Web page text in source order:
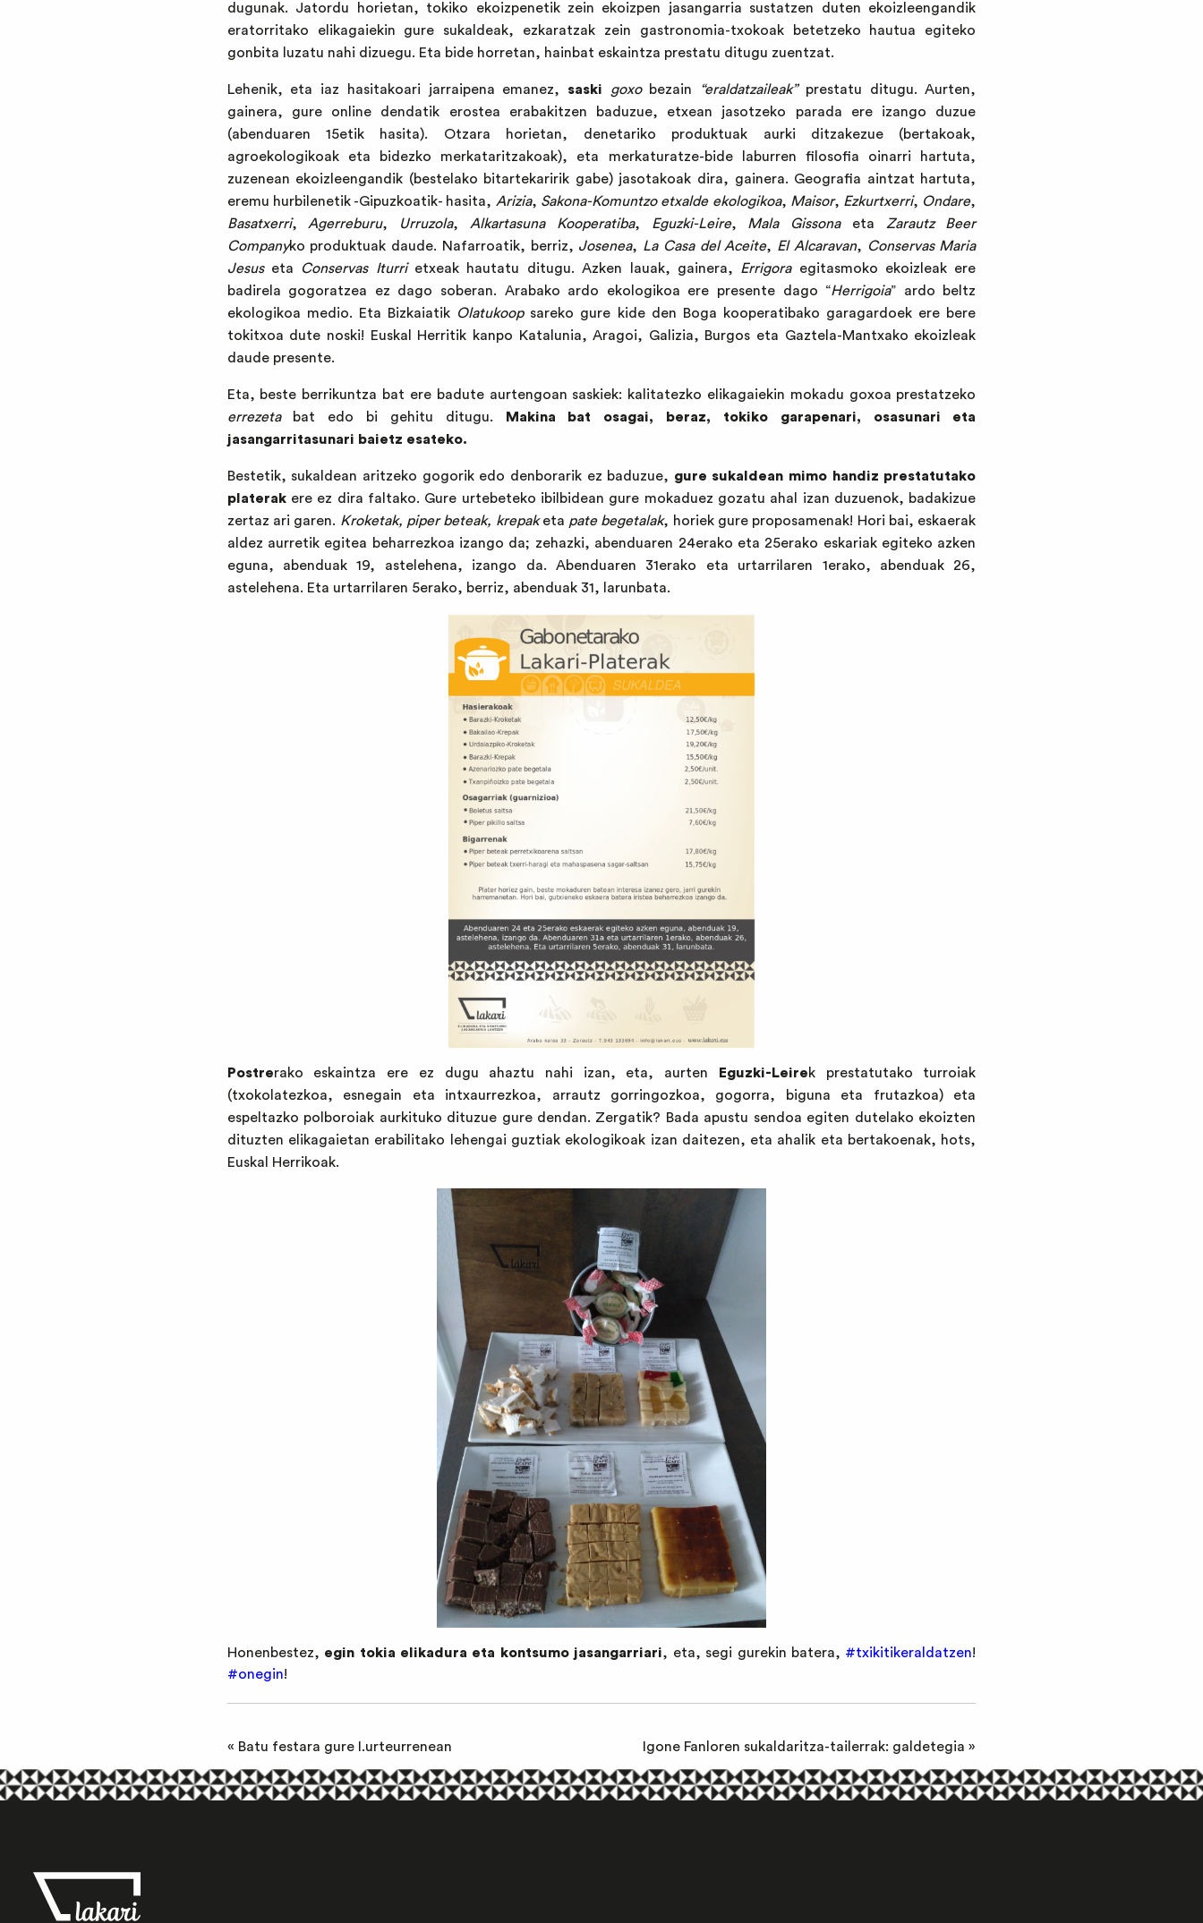
dugunak. Jatordu horietan, tokiko ekoizpenetik zein ekoizpen jasangarria sustatzen duten ekoizleengandik
eratorritako elikagaiekin gure sukaldeak, ezkaratzak zein gastronomia-txokoak betetzeko hautua egiteko
gonbita luzatu nahi dizuegu. Eta bide horretan, hainbat eskaintza prestatu ditugu zuentzat.
Lehenik, eta iaz hasitakoari jarraipena emanez, saski goxobezain “eraldatzaileak”prestatu ditugu. Aurten,
gainera, gure online dendatik erostea erabakitzen baduzue, etxean jasotzeko parada ere izango duzue
(abenduaren 15etik hasita). Otzara horietan, denetariko produktuak aurki ditzakezue (bertakoak,
agroekologikoak eta bidezko merkataritzakoak), eta merkaturatze-bide laburren filosofia oinarri hartuta,
zuzenean ekoizleengandik (bestelako bitartekaririk gabe) jasotakoak dira, gainera. Geografia aintzat hartuta,
eremu hurbilenetik -Gipuzkoatik- hasita, Arizia, Sakona-Komuntzo etxalde ekologikoa, Maisor, Ezkurtxerri, Ondare,
Basatxerri, Agerreburu, Urruzola, Alkartasuna Kooperatiba, Eguzki-Leire, Mala Gissonaeta Zarautz Beer
Companyko produktuak daude. Nafarroatik, berriz, Josenea, La Casa del Aceite, El Alcaravan, Conservas Maria
Jesuseta Conservas Iturrietxeak hautatu ditugu. Azken lauak, gainera, Errigoraegitasmoko ekoizleak ere
badirela gogoratzea ez dago soberan. Arabako ardo ekologikoa ere presente dago “Herrigoia” ardo beltz
ekologikoa medio. Eta Bizkaiatik Olatukoopsareko gure kide den Boga kooperatibako garagardoek ere bere
tokitxoa dute noski! Euskal Herritik kanpo Katalunia, Aragoi, Galizia, Burgos eta Gaztela-Mantxako ekoizleak
daude presente.
Eta, beste berrikuntza bat ere badute aurtengoan saskiek: kalitatezko elikagaiekin mokadu goxoa prestatzeko
errezetabat edo bi gehitu ditugu.
Makina bat osagai, beraz, tokiko garapenari, osasunari eta
jasangarritasunari baietz esateko.
Bestetik, sukaldean aritzeko gogorik edo denborarik ez baduzue, gure sukaldean mimo handiz prestatutako
platerakere ez dira faltako. Gure urtebeteko ibilbidean gure mokaduez gozatu ahal izan duzuenok, badakizue
zertaz ari garen. Kroketak, piper beteak, krepaketa pate begetalak, horiek gure proposamenak! Hori bai, eskaerak
aldez aurretik egitea beharrezkoa izango da; zehazki, abenduaren 24erako eta 25erako eskariak egiteko azken
eguna, abenduak 19, astelehena, izango da. Abenduaren 31erako eta urtarrilaren 1erako, abenduak 26,
astelehena. Eta urtarrilaren 5erako, berriz, abenduak 31, larunbata.
Postrerako eskaintza ere ez dugu ahaztu nahi izan, eta, aurten Eguzki-Leirek prestatutako turroiak
(txokolatezkoa, esnegain eta intxaurrezkoa, arrautz gorringozkoa, gogorra, biguna eta frutazkoa) eta
espeltazko polboroiak aurkituko dituzue gure dendan. Zergatik? Bada apustu sendoa egiten dutelako ekoizten
dituzten elikagaietan erabilitako lehengai guztiak ekologikoak izan daitezen, eta ahalik eta bertakoenak, hots,
Euskal Herrikoak.
Honenbestez, egin tokia elikadura eta kontsumo jasangarriari, eta, segi gurekin batera, #txikitikeraldatzen!
#onegin!
« Batu festara gure I.urteurrenean Igone Fanloren sukaldaritza-tailerrak: galdetegia »